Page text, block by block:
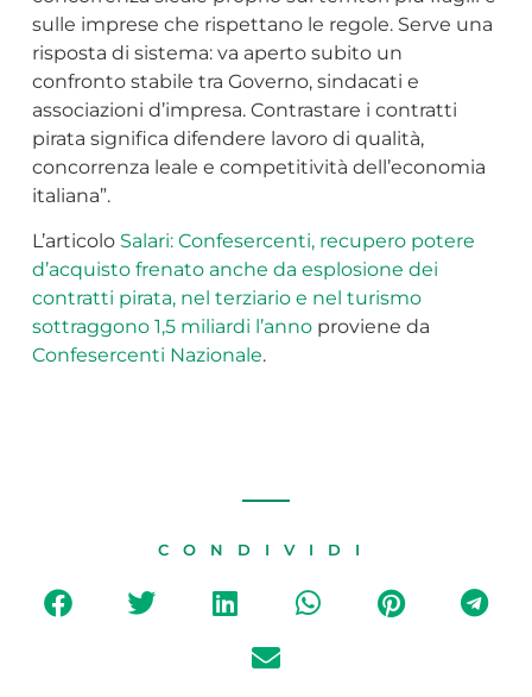
sulle imprese che rispettano le regole. Serve una
risposta di sistema: va aperto subito un
confronto stabile tra Governo, sindacati e
associazioni d’impresa. Contrastare i contratti
pirata significa difendere lavoro di qualità,
concorrenza leale e competitività dell’economia
italiana”.
L’articolo Salari: Confesercenti, recupero potere
d’acquisto frenato anche da esplosione dei
contratti pirata, nel terziario e nel turismo
sottraggono 1,5 miliardi l’annoproviene da
Confesercenti Nazionale.
CONDIVIDI